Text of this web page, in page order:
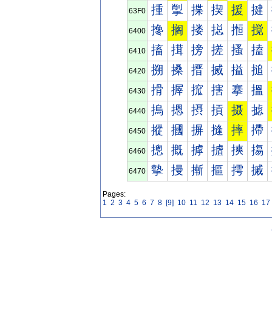
63F0 揰 揱 揲 揳 援 揵
6400 搀 搁 搂 搃 搄 搅
6410 搐 搑 搒 搓 搔 搕
6420 搠 搡 搢 搣 搤 搥
6430 搰 搱 搲 搳 搴 搵
6440 摀 摁 摂 摃 摄 摅
6450 摐 摑 摒 摓 摔 摕
6460 摠 摡 摢 摣 摤 摥
6470 摰 摱 摲 摳 摴 摵
Pages:
1 2 3 4 5 6 7 8 [9] 10 11 12 13 14 15 16 17